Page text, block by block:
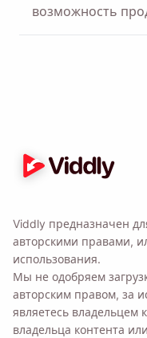
возможность
Viddly предназначен
авторскими правами,
использования.
Мы не одобряем
авторским правом, за
являетесь владельцем
владельца контента